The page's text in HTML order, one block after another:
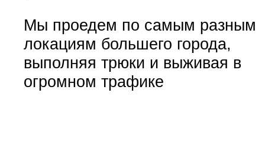
Мы проедем по самым разным
локациям большего города,
выполняя трюки и выживая в
огромном трафике